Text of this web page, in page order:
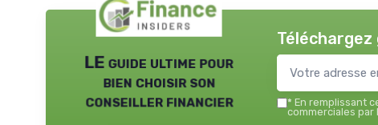
LE guide ultime pour
bien choisir son
conseiller financier
* En remplissant
commerciales par